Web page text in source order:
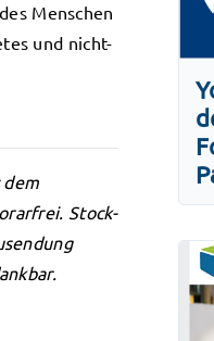
Menschen
und nicht-
Stock-